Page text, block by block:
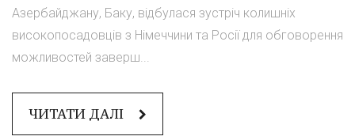
Азербайджану, Баку, відбулася зустріч колишніх
високопосадовців з Німеччини та Росії для обговорення
можливостей заверш...
ЧИТАТИ ДАЛІ